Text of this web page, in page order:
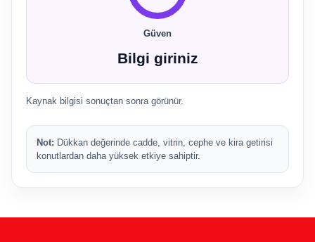
Güven
Bilgi giriniz
Kaynak bilgisi sonuçtan sonra görünür.
Not: Dükkan değerinde cadde, vitrin, cephe ve kira getirisi
konutlardan daha yüksek etkiye sahiptir.